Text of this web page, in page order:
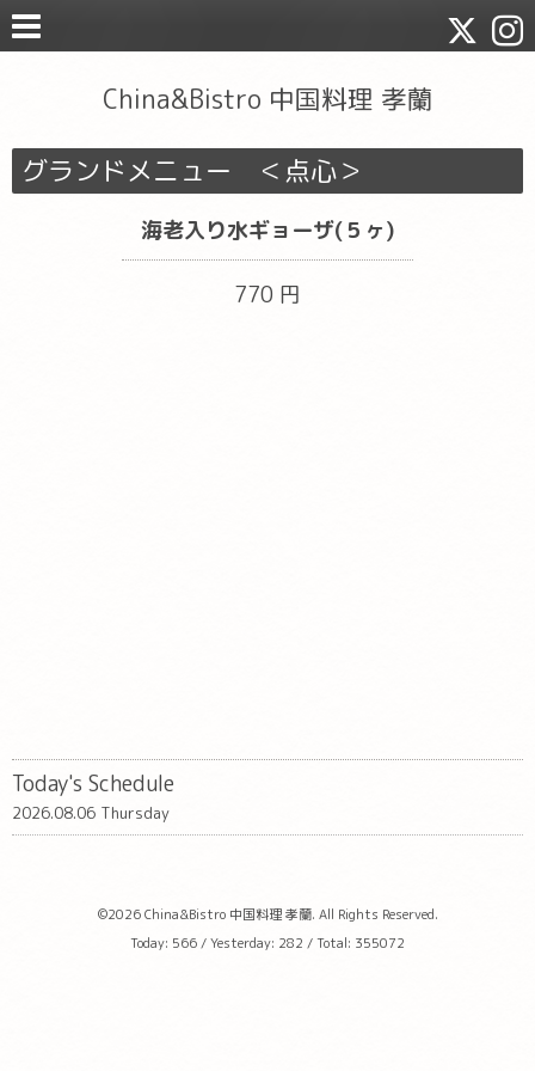
China&Bistro 中国料理 孝蘭
グランドメニュー ＜点心＞
海老入り水ギョーザ(５ヶ)
770 円
Today's Schedule
2026.08.06 Thursday
©2026China&Bistro 中国料理 孝蘭. All Rights Reserved.
Today: 566/ Yesterday: 282 / Total: 355072